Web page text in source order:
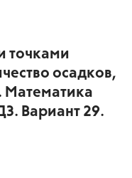
точками
осадков,
Математика
Вариант 29.